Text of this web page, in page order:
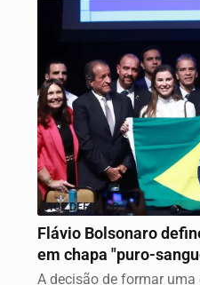
VICE DEFINIDO
Flávio Bolsonaro
em chapa "puro-
A decisão de formar uma